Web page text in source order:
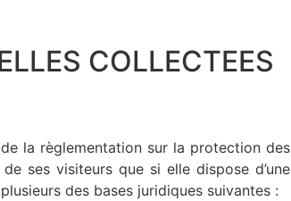
COLLECTEES
la règlementation sur la protection des
ses visiteurs que si elle dispose d’une
des bases juridiques suivantes :